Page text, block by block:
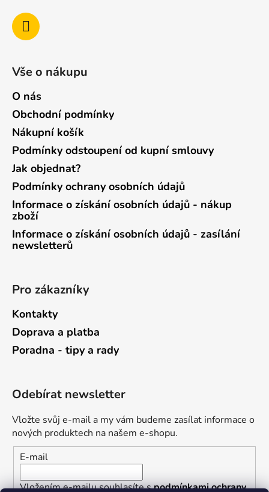
Vše o nákupu
O nás
Obchodní podmínky
Nákupní košík
Podmínky odstoupení od kupní smlouvy
Jak objednat?
Podmínky ochrany osobních údajů
Informace o získání osobních údajů - nákup
zboží
Informace o získání osobních údajů - zasílání
newsletterů
Pro zákazníky
Kontakty
Doprava a platba
Poradna - tipy a rady
Odebírat newsletter
Vložte svůj e-mail a my vám budeme zasílat informace o
nových produktech na našem e-shopu.
E-mail
Vložením e-mailu souhlasíte spodmínkami ochrany